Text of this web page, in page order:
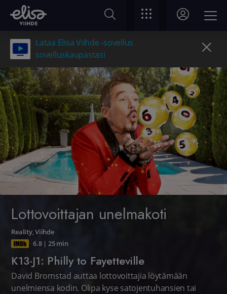
Lataa Elisa Viihde -sovellus
sovelluskaupastasi
Lottovoittajan unelmakoti
Reality,Viihde
6.8| 25 min
K13·J1: Philly to Fayetteville
David Bromstad auttaa lottovoittajia löytämään
unelmiensa kodin. Olipa kyse satojentuhansien tai